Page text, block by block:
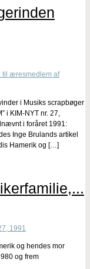
i Musiks scrapbøger
i KIM-NYT nr. 27,
i foråret 1991:
Inge Brulands artikel
Hamerik og […]
og hendes mor
og frem